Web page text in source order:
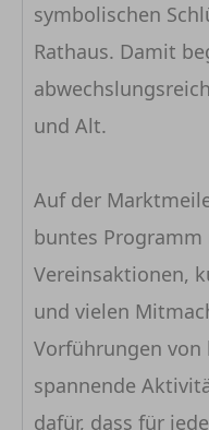
symbolischen
Rathaus. Damit
und Alt.
Auf der
buntes Programm
Vereinsaktionen,
und vielen
Vorführungen von
spannende
dafür, dass für